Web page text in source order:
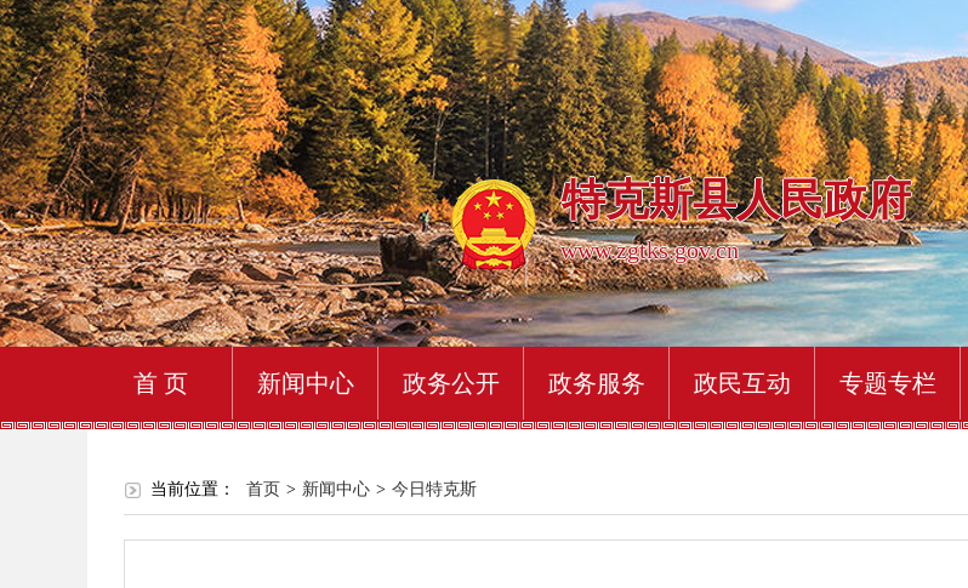
特克斯县人民政府
www.zgtks.gov.cn
首 页 新闻中心 政务公开 政务服务 政民互动 专题专栏
当前位置： 首页 > 新闻中心 > 今日特克斯